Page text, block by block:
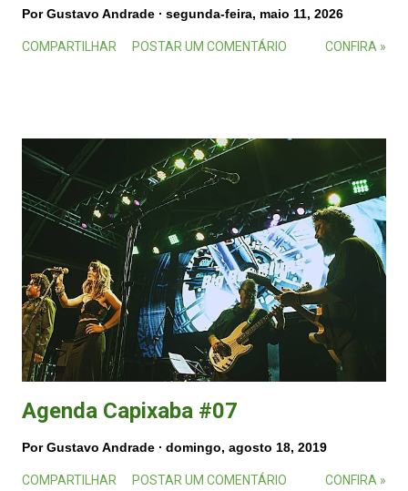
PorGustavo Andrade segunda-feira, maio 11, 2026
COMPARTILHAR POSTAR UM COMENTÁRIO CONFIRA »
Agenda Capixaba #07
PorGustavo Andrade domingo, agosto 18, 2019
COMPARTILHAR POSTAR UM COMENTÁRIO CONFIRA »